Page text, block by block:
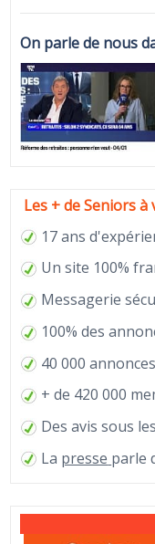
On parle de nous
Les + de Seniors à
17 ans
Un site 100%
Messagerie
100% des
40 000
+ de 420 000
Des avis sous
La presse parle